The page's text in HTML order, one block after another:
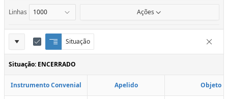
Linhas Ações
Definições
do
Relatório
Situação
Q
u
e
b
a
E
d
i
t
r
Situação: ENCERRADO
Instrumento Convenial Apelido Objeto